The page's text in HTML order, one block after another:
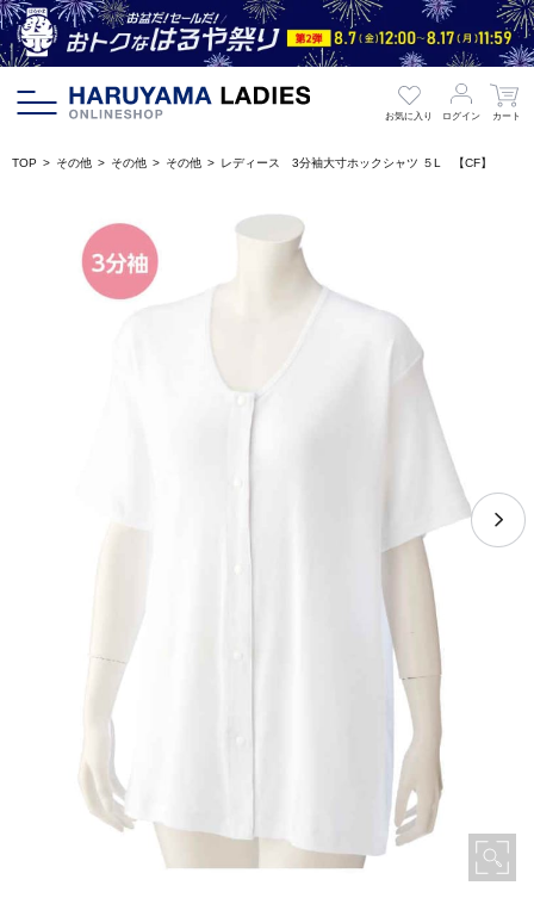
お気に入り ログイン カート
TOP その他 その他 その他 レディース 3分袖大寸ホックシャツ ５L 【CF】